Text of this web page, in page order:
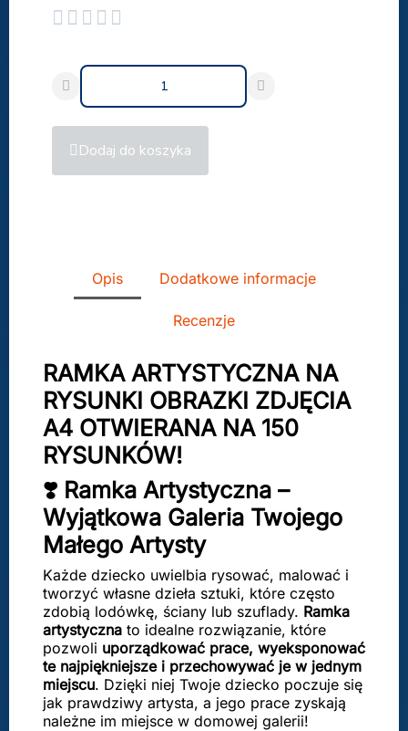
    
Dodaj do koszyka
Opis Dodatkowe informacje
Recenzje
RAMKA ARTYSTYCZNA NA
RYSUNKI OBRAZKI ZDJĘCIA
A4 OTWIERANA NA 150
RYSUNKÓW!
❣️ Ramka Artystyczna –
Wyjątkowa Galeria Twojego
Małego Artysty
Każde dziecko uwielbia rysować, malować i
tworzyć własne dzieła sztuki, które często
zdobią lodówkę, ściany lub szuflady. Ramka
artystyczna to idealne rozwiązanie, które
pozwoli uporządkować prace, wyeksponować
te najpiękniejsze i przechowywać je w jednym
miejscu. Dzięki niej Twoje dziecko poczuje się
jak prawdziwy artysta, a jego prace zyskają
należne im miejsce w domowej galerii!